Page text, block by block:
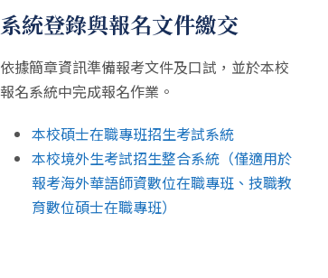
系統登錄與報名文件繳交
依據簡章資訊準備報考文件及口試，並於本校
報名系統中完成報名作業。
本校碩士在職專班招生考試系統
本校境外生考試招生整合系統（僅適用於
報考海外華語師資數位在職專班、技職教
育數位碩士在職專班）